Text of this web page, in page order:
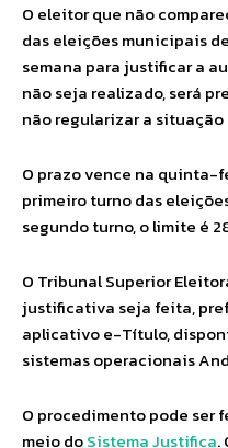
O eleitor que não
das eleições municipais
semana para justificar a
não seja realizado, será
não regularizar a
O prazo vence na quinta-
primeiro turno das
segundo turno, o limite é
O Tribunal Superior
justificativa seja feita,
aplicativo e-Título,
sistemas operacionais
O procedimento pode ser
meio doSistema Justifica.